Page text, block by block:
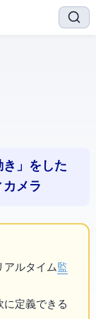
き」をした
メラ
アルタイム監
に定義できる